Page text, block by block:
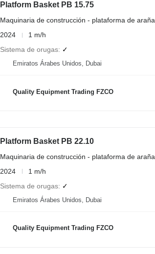
Platform Basket PB 15.75
Maquinaria de construcción - plataforma de araña
2024
1 m/h
Sistema de orugas
✓
Emiratos Árabes Unidos, Dubai
Quality Equipment Trading FZCO
Platform Basket PB 22.10
Maquinaria de construcción - plataforma de araña
2024
1 m/h
Sistema de orugas
✓
Emiratos Árabes Unidos, Dubai
Quality Equipment Trading FZCO